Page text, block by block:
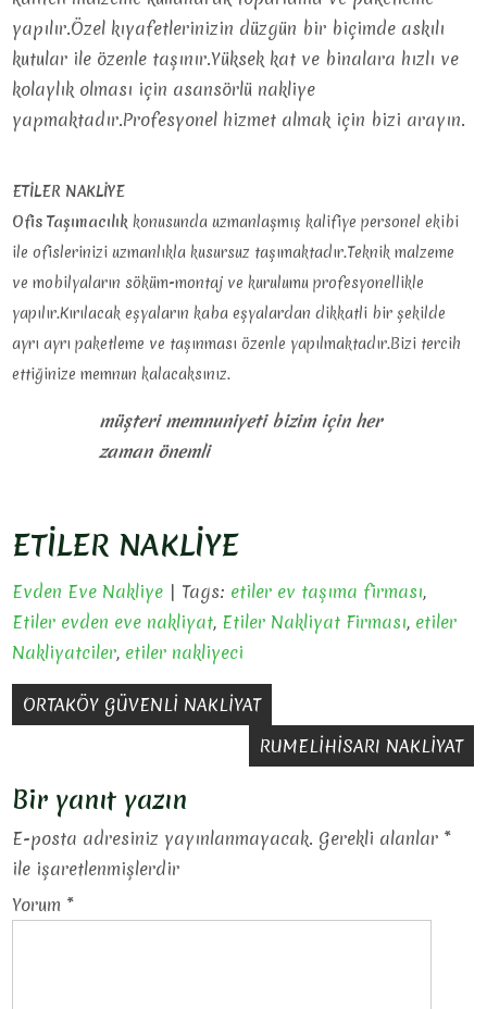
yapılır.Özel kıyafetlerinizin düzgün bir biçimde askılı
kutular ile özenle taşınır.Yüksek kat ve binalara hızlı ve
kolaylık olması için asansörlü nakliye
yapmaktadır.Profesyonel hizmet almak için bizi arayın.
ETİLER NAKLİYE
Ofis Taşımacılık konusunda uzmanlaşmış kalifiye personel ekibi
ile ofislerinizi uzmanlıkla kusursuz taşımaktadır.Teknik malzeme
ve mobilyaların söküm-montaj ve kurulumu profesyonellikle
yapılır.Kırılacak eşyaların kaba eşyalardan dikkatli bir şekilde
ayrı ayrı paketleme ve taşınması özenle yapılmaktadır.Bizi tercih
ettiğinize memnun kalacaksınız.
müşteri memnuniyeti bizim için her
zaman önemli
ETİLER NAKLİYE
Evden Eve Nakliye | Tags: etiler ev taşıma firması,
Etiler evden eve nakliyat, Etiler Nakliyat Firması, etiler
Nakliyatciler, etiler nakliyeci
Yazı
ORTAKÖY GÜVENLİ NAKLİYAT
RUMELİHİSARI NAKLİYAT
Bir yanıt yazın
E-posta adresiniz yayınlanmayacak. Gerekli alanlar *
ile işaretlenmişlerdir
Yorum *